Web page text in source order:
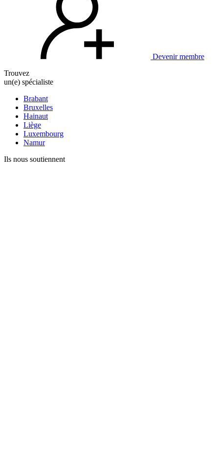
Devenir membre
Trouvez
un(e) spécialiste
Brabant
Bruxelles
Hainaut
Liège
Luxembourg
Namur
Ils nous soutiennent